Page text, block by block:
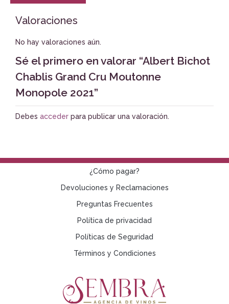
Valoraciones
No hay valoraciones aún.
Sé el primero en valorar “Albert Bichot
Chablis Grand Cru Moutonne
Monopole 2021”
Debes acceder para publicar una valoración.
¿Cómo pagar?
Devoluciones y Reclamaciones
Preguntas Frecuentes
Política de privacidad
Políticas de Seguridad
Términos y Condiciones